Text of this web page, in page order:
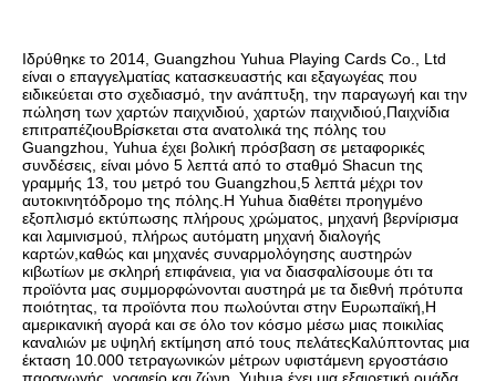
Ιδρύθηκε το 2014, Guangzhou Yuhua Playing Cards Co., Ltd
είναι ο επαγγελματίας κατασκευαστής και εξαγωγέας που
ειδικεύεται στο σχεδιασμό, την ανάπτυξη, την παραγωγή και την
πώληση των χαρτών παιχνιδιού, χαρτών παιχνιδιού,Παιχνίδια
επιτραπέζιουΒρίσκεται στα ανατολικά της πόλης του
Guangzhou, Yuhua έχει βολική πρόσβαση σε μεταφορικές
συνδέσεις, είναι μόνο 5 λεπτά από το σταθμό Shacun της
γραμμής 13, του μετρό του Guangzhou,5 λεπτά μέχρι τον
αυτοκινητόδρομο της πόλης.Η Yuhua διαθέτει προηγμένο
εξοπλισμό εκτύπωσης πλήρους χρώματος, μηχανή βερνίρισμα
και λαμινισμού, πλήρως αυτόματη μηχανή διαλογής
καρτών,καθώς και μηχανές συναρμολόγησης αυστηρών
κιβωτίων με σκληρή επιφάνεια, για να διασφαλίσουμε ότι τα
προϊόντα μας συμμορφώνονται αυστηρά με τα διεθνή πρότυπα
ποιότητας, τα προϊόντα που πωλούνται στην Ευρωπαϊκή,Η
αμερικανική αγορά και σε όλο τον κόσμο μέσω μιας ποικιλίας
καναλιών με υψηλή εκτίμηση από τους πελάτεςΚαλύπτοντας μια
έκταση 10.000 τετραγωνικών μέτρων υφιστάμενη εργοστάσιο
παραγωγής, γραφείο και ζώνη, Yuhua έχει μια εξαιρετική ομάδα